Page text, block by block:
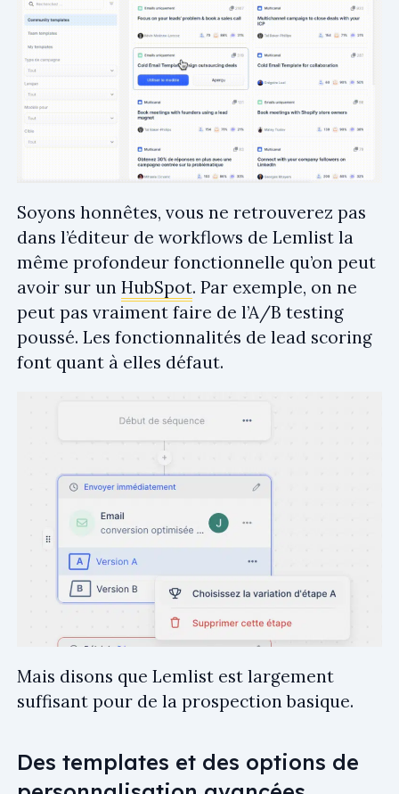
Soyons honnêtes, vous ne retrouverez pas
dans l’éditeur de workflows de Lemlist la
même profondeur fonctionnelle qu’on peut
avoir sur un HubSpot. Par exemple, on ne
peut pas vraiment faire de l’A/B testing
poussé. Les fonctionnalités de lead scoring
font quant à elles défaut.
Mais disons que Lemlist est largement
suffisant pour de la prospection basique.
Des templates et des options de